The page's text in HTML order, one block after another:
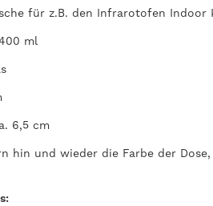
für z.B. den Infrarotofen Indoor
ml
6,5 cm
hin und wieder die Farbe der